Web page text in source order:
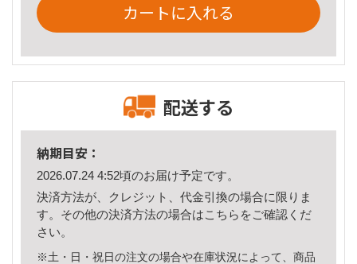
カートに入れる
配送する
納期目安：
2026.07.24 4:52頃のお届け予定です。
決済方法が、クレジット、代金引換の場合に限りま
す。その他の決済方法の場合はこちら をご確認くだ
さい。
※土・日・祝日の注文の場合や在庫状況によって、商品